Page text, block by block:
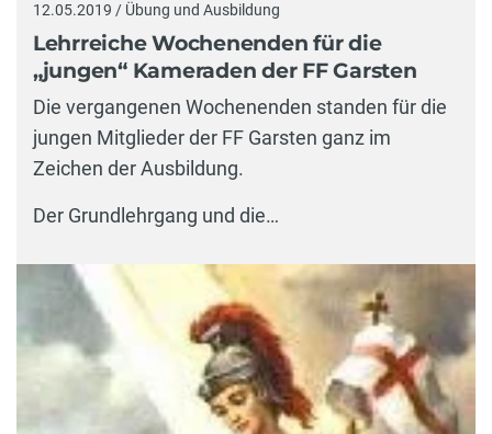
12.05.2019 / Übung und Ausbildung
Lehrreiche Wochenenden für die
„jungen“ Kameraden der FF Garsten
Die vergangenen Wochenenden standen für die
jungen Mitglieder der FF Garsten ganz im
Zeichen der Ausbildung.
Der Grundlehrgang und die…